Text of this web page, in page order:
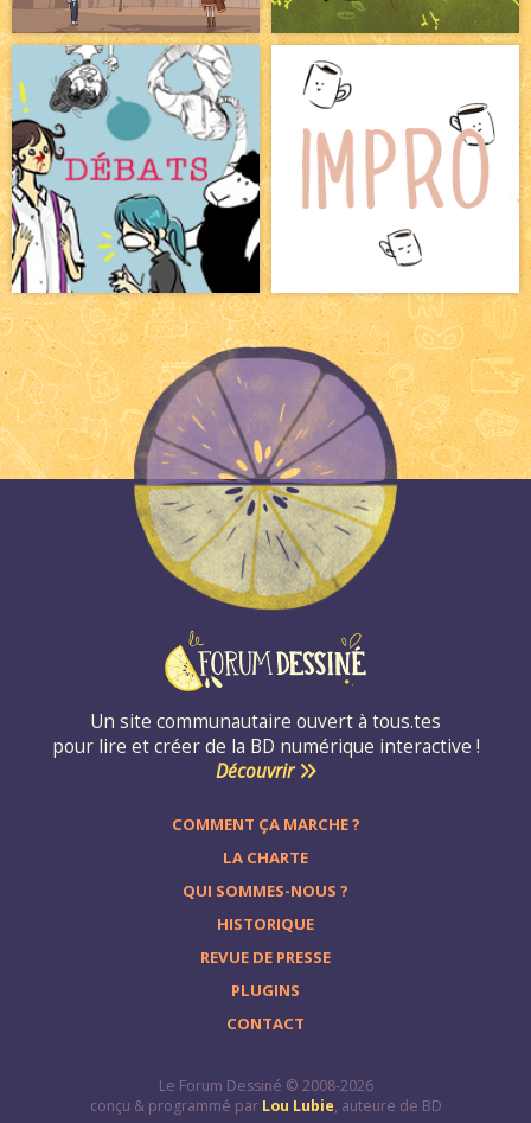
Un site communautaire ouvert à tous.tes
pour lire et créer de la BD numérique interactive !
Découvrir
COMMENT ÇA MARCHE ?
LA CHARTE
QUI SOMMES-NOUS ?
HISTORIQUE
REVUE DE PRESSE
PLUGINS
CONTACT
Le Forum Dessiné © 2008-2026
conçu & programmé par Lou Lubie, auteure de BD